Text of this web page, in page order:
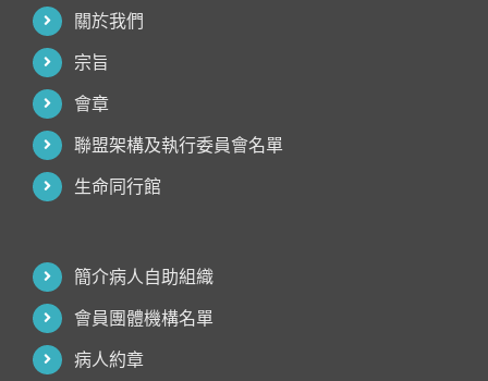
關於我們
宗旨
會章
聯盟架構及執行委員會名單
生命同行館
簡介病人自助組織
會員團體機構名單
病人約章